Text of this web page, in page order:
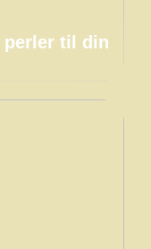
perler til din